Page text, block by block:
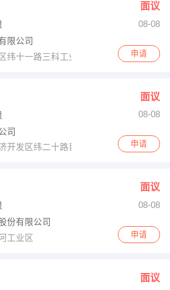
面议
08-08
限公司
纬十一路三科工业园
申请
面议
08-08
司
开发区纬二十路巨邦科技园
申请
面议
08-08
份有限公司
工业区
申请
面议